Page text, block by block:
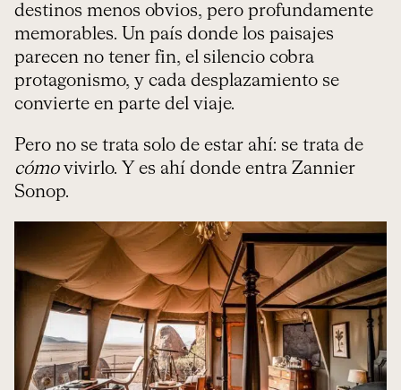
destinos menos obvios, pero profundamente
memorables. Un país donde los paisajes
parecen no tener fin, el silencio cobra
protagonismo, y cada desplazamiento se
convierte en parte del viaje.
Pero no se trata solo de estar ahí: se trata de
cómovivirlo. Y es ahí donde entra Zannier
Sonop.